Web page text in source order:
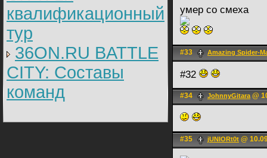
квалификационный
тур
36ON.RU BATTLE
CITY: Составы
команд
умер со смеха
#33 Amazing Spider-
#32
#34 JohnnyGitara@
#35 jUNIORt0t @